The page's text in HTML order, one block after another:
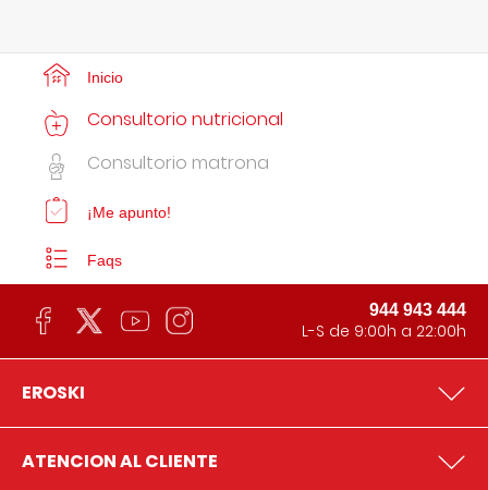
Inicio
Consultorio nutricional
Consultorio matrona
¡Me apunto!
Faqs
944 943 444
L-S de 9:00h a 22:00h
EROSKI
ATENCION AL CLIENTE